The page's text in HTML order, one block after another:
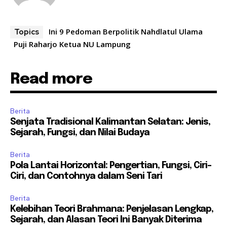
Topics
Ini 9 Pedoman Berpolitik Nahdlatul Ulama
Puji Raharjo Ketua NU Lampung
Read more
Berita
Senjata Tradisional Kalimantan Selatan: Jenis,
Sejarah, Fungsi, dan Nilai Budaya
Berita
Pola Lantai Horizontal: Pengertian, Fungsi, Ciri-
Ciri, dan Contohnya dalam Seni Tari
Berita
Kelebihan Teori Brahmana: Penjelasan Lengkap,
Sejarah, dan Alasan Teori Ini Banyak Diterima